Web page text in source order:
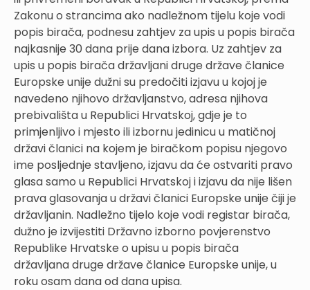
Zakonu o strancima ako nadležnom tijelu koje vodi
popis birača, podnesu zahtjev za upis u popis birača
najkasnije 30 dana prije dana izbora. Uz zahtjev za
upis u popis birača državljani druge države članice
Europske unije dužni su predočiti izjavu u kojoj je
navedeno njihovo državljanstvo, adresa njihova
prebivališta u Republici Hrvatskoj, gdje je to
primjenljivo i mjesto ili izbornu jedinicu u matičnoj
državi članici na kojem je biračkom popisu njegovo
ime posljednje stavljeno, izjavu da će ostvariti pravo
glasa samo u Republici Hrvatskoj i izjavu da nije lišen
prava glasovanja u državi članici Europske unije čiji je
državljanin. Nadležno tijelo koje vodi registar birača,
dužno je izvijestiti Državno izborno povjerenstvo
Republike Hrvatske o upisu u popis birača
državljana druge države članice Europske unije, u
roku osam dana od dana upisa.